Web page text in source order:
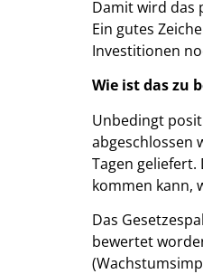
Damit wird das
Ein gutes
Investitionen
Wie ist das zu
Unbedingt
abgeschlossen
Tagen geliefert.
kommen kann,
Das
bewertet